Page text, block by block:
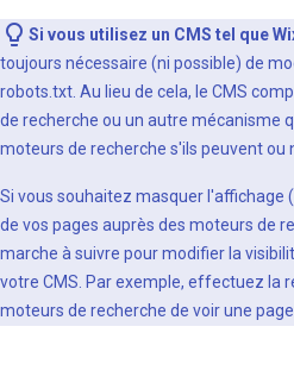
Si vous utilisez un CMS tel que
toujours nécessaire (ni possible) de
robots.txt. Au lieu de cela, le CMS
de recherche ou un autre mécanisme
moteurs de recherche s'ils peuvent ou
Si vous souhaitez masquer l'affichage
de vos pages auprès des moteurs de
marche à suivre pour modifier la
votre CMS. Par exemple, effectuez la
moteurs de recherche de voir une